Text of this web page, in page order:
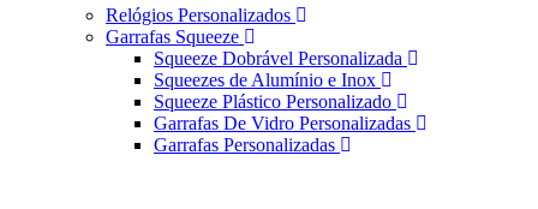
Relógios Personalizados
Garrafas Squeeze
Squeeze Dobrável Personalizada
Squeezes de Alumínio e Inox
Squeeze Plástico Personalizado
Garrafas De Vidro Personalizadas
Garrafas Personalizadas